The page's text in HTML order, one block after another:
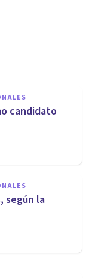
candidato
según la
de